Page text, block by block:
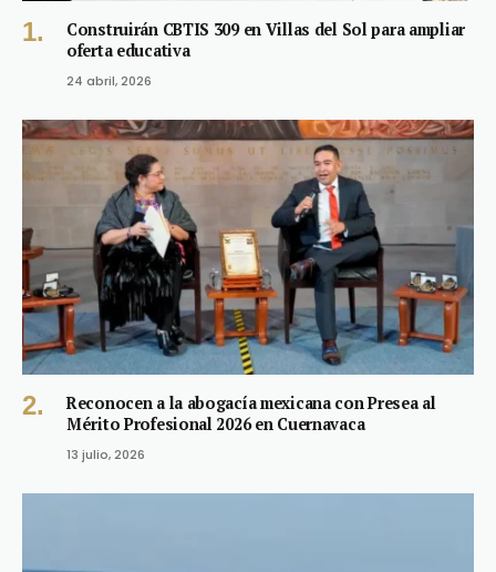
Construirán CBTIS 309 en Villas del Sol para ampliar
oferta educativa
24 abril, 2026
Reconocen a la abogacía mexicana con Presea al
Mérito Profesional 2026 en Cuernavaca
13 julio, 2026